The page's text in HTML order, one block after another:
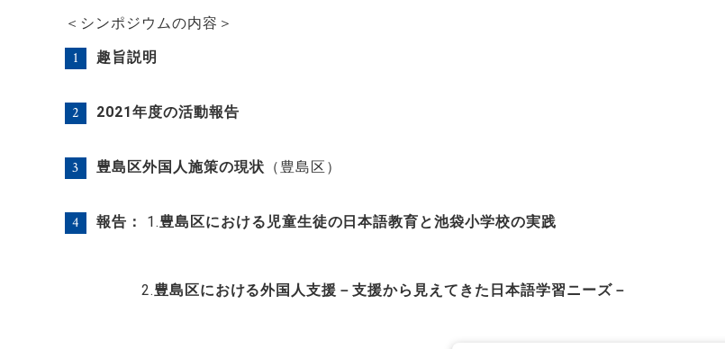
＜シンポジウムの内容＞
趣旨説明
2021年度の活動報告
豊島区外国人施策の現状 （豊島区）
報告： 1.豊島区における児童生徒の日本語教育と池袋小学校の実践
2.豊島区における外国人支援－支援から見えてきた日本語学習ニーズ－